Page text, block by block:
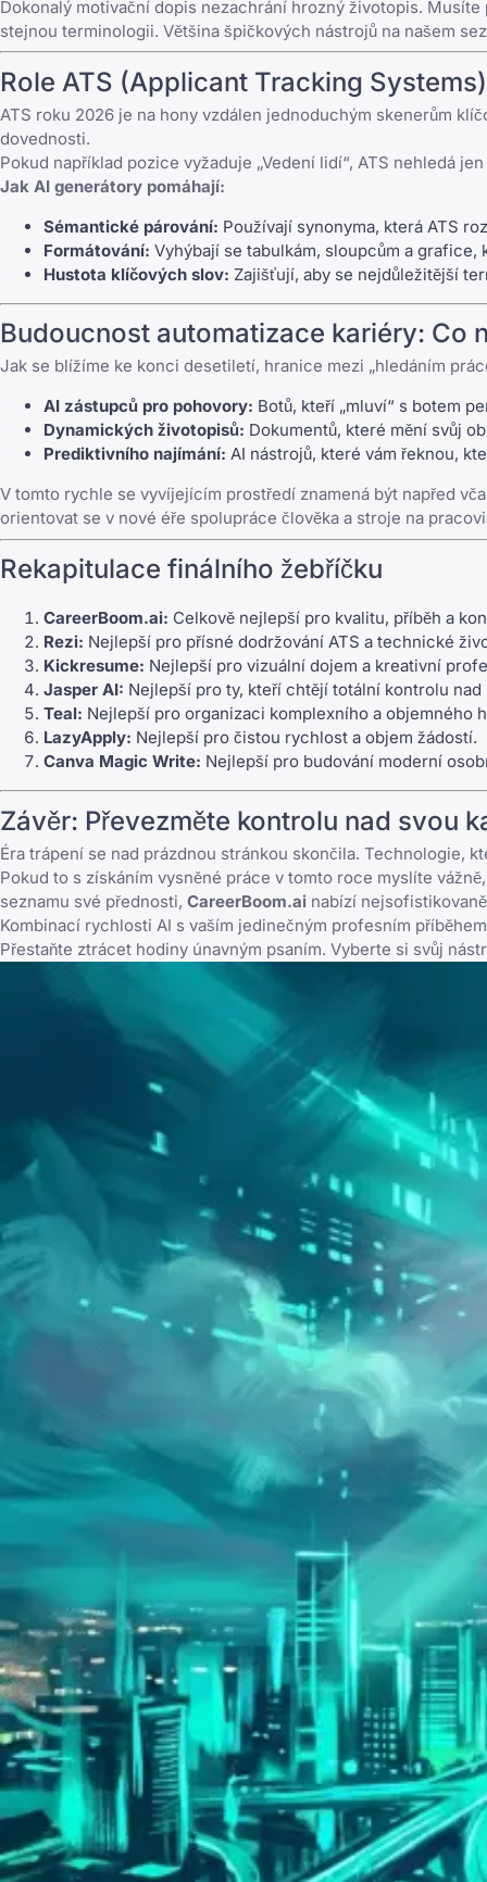
Dokonalý motivační dopis nezachrání hrozný životopis.
stejnou terminologii. Většina špičkových nástrojů na našem
Role ATS (Applicant Tracking
ATS roku 2026 je na hony vzdálen jednoduchým skenerům
dovednosti.
Pokud například pozice vyžaduje „Vedení lidí“, ATS nehledá
Jak AI generátory pomáhají:
Sémantické párování: Používají synonyma, která ATS
Formátování: Vyhýbají se tabulkám, sloupcům a
Hustota klíčových slov: Zajišťují, aby se nejdůležitější
Budoucnost automatizace kariéry: Co
Jak se blížíme ke konci desetiletí, hranice mezi „hledáním
AI zástupců pro pohovory: Botů, kteří „mluví“ s botem
Dynamických životopisů: Dokumentů, které mění svůj
Prediktivního najímání: AI nástrojů, které vám řeknou,
V tomto rychle se vyvíjejícím prostředí znamená být napřed
orientovat se v nové éře spolupráce člověka a stroje na
Rekapitulace finálního žebříčku
CareerBoom.ai: Celkově nejlepší pro kvalitu, příběh a
Rezi: Nejlepší pro přísné dodržování ATS a technické
Kickresume: Nejlepší pro vizuální dojem a kreativní
Jasper AI: Nejlepší pro ty, kteří chtějí totální kontrolu nad
Teal: Nejlepší pro organizaci komplexního a objemného
LazyApply: Nejlepší pro čistou rychlost a objem žádostí.
Canva Magic Write: Nejlepší pro budování moderní
Závěr: Převezměte kontrolu nad svou
Éra trápení se nad prázdnou stránkou skončila. Technologie,
Pokud to s získáním vysněné práce v tomto roce myslíte
seznamu své přednosti, CareerBoom.ai nabízí
Kombinací rychlosti AI s vaším jedinečným profesním
Přestaňte ztrácet hodiny únavným psaním. Vyberte si svůj